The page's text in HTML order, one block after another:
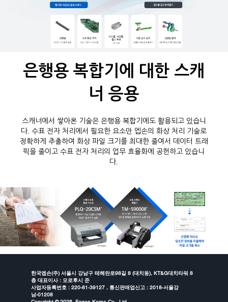
은행용 복합기에 대한 스캐
너 응용
스캐너에서 쌓아온 기술은 은행용 복합기에도 활용되고 있습니
다. 수표 전자 처리에서 필요한 요소만 엡손의 화상 처리 기술로
정확하게 추출하여 화상 파일 크기를 최대한 줄여서 데이터 트래
픽을 줄이고 수표 전자 처리의 업무 효율화에 공헌하고 있습니
다.
한국엡손(주) 서울시 강남구 테헤란로98길 8 (대치동), KT&G대치타워 8
층 대표이사 : 모로후시 준
사업자등록번호 : 220-81-39127 , 통신판매업신고 : 2018-서울강
남-01208